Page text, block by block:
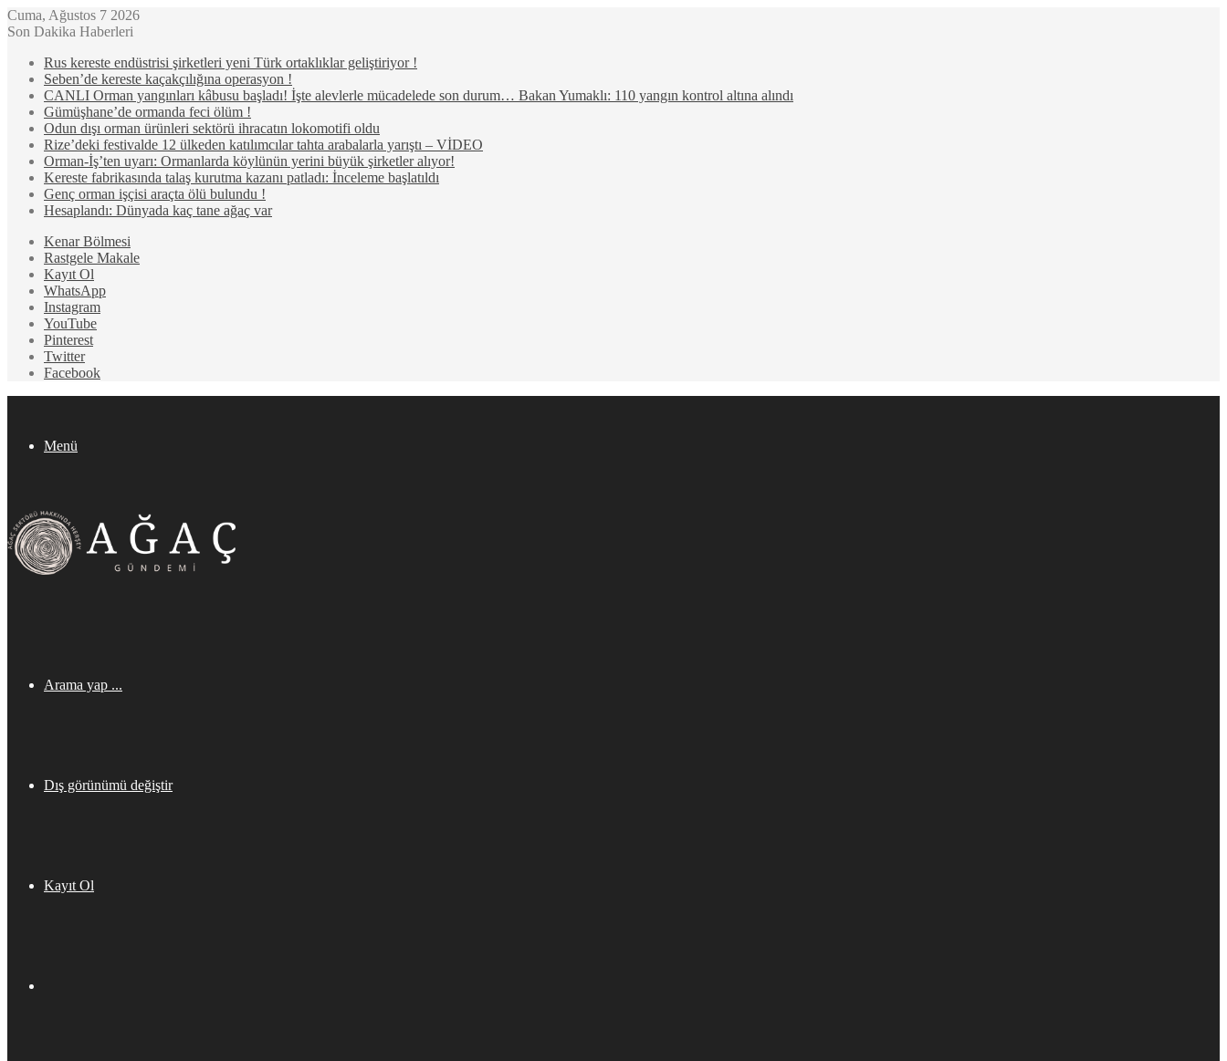
Cuma, Ağustos 7 2026
Son Dakika Haberleri
Rus kereste endüstrisi şirketleri yeni Türk ortaklıklar geliştiriyor !
Seben’de kereste kaçakçılığına operasyon !
CANLI Orman yangınları kâbusu başladı! İşte alevlerle mücadelede son durum… Bakan Yumaklı: 110 yangın kontrol altına alındı
Gümüşhane’de ormanda feci ölüm !
Odun dışı orman ürünleri sektörü ihracatın lokomotifi oldu
Rize’deki festivalde 12 ülkeden katılımcılar tahta arabalarla yarıştı – VİDEO
Orman-İş’ten uyarı: Ormanlarda köylünün yerini büyük şirketler alıyor!
Kereste fabrikasında talaş kurutma kazanı patladı: İnceleme başlatıldı
Genç orman işçisi araçta ölü bulundu !
Hesaplandı: Dünyada kaç tane ağaç var
Kenar Bölmesi
Rastgele Makale
Kayıt Ol
WhatsApp
Instagram
YouTube
Pinterest
Twitter
Facebook
Menü
Arama yap ...
Dış görünümü değiştir
Kayıt Ol